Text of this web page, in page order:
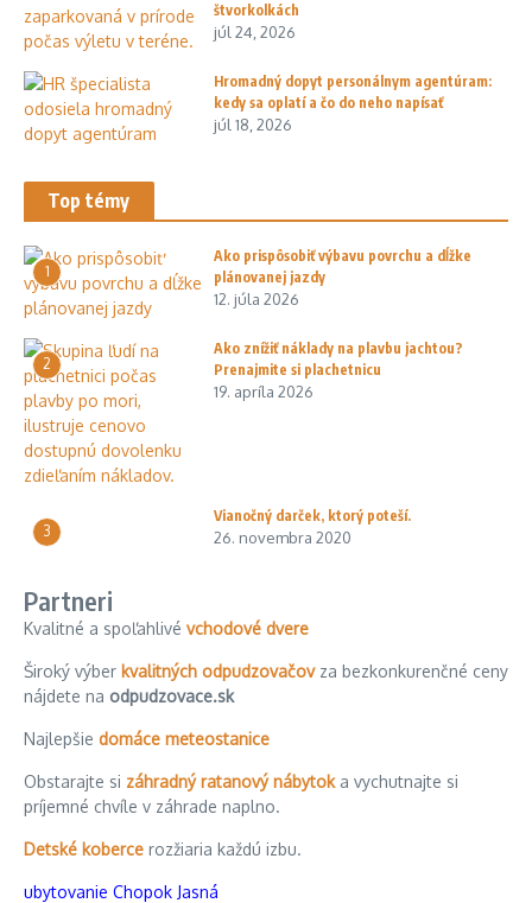
štvorkolkách
júl 24, 2026
Hromadný dopyt personálnym agentúram:
kedy sa oplatí a čo do neho napísať
júl 18, 2026
Top témy
1
Ako prispôsobiť výbavu povrchu a dĺžke
plánovanej jazdy
12. júla 2026
2
Ako znížiť náklady na plavbu jachtou?
Prenajmite si plachetnicu
19. apríla 2026
3
Vianočný darček, ktorý poteší.
26. novembra 2020
Partneri
Kvalitné a spoľahlivé vchodové dvere
Široký výber kvalitných odpudzovačovza bezkonkurenčné ceny
nájdete na odpudzovace.sk
Najlepšie domáce meteostanice
Obstarajte si záhradný ratanový nábytoka vychutnajte si
príjemné chvíle v záhrade naplno.
Detské koberce rozžiaria každú izbu.
ubytovanie Chopok Jasná